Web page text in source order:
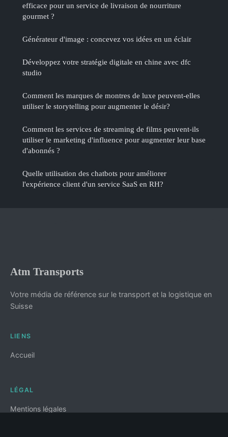
efficace pour un service de livraison de nourriture
gourmet ?
Générateur d'image : concevez vos idées en un éclair
Développez votre stratégie digitale en chine avec dfc
studio
Comment les marques de montres de luxe peuvent-elles
utiliser le storytelling pour augmenter le désir?
Comment les services de streaming de films peuvent-ils
utiliser le marketing d'influence pour augmenter leur base
d'abonnés ?
Quelle utilisation des chatbots pour améliorer
l'expérience client d'un service SaaS en RH?
Atm Transports
Votre média de référence sur le transport et la logistique en
Suisse
LIENS
Accueil
LÉGAL
Mentions légales